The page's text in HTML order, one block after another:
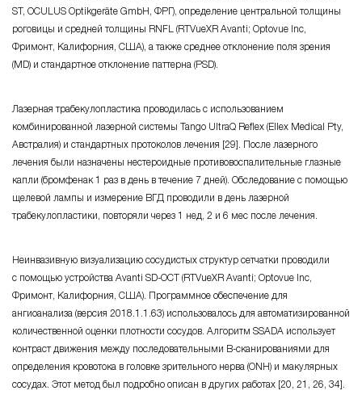
ST, OCULUS Optikgeräte GmbH, ФРГ), определение центральной толщины
роговицы и средней толщины RNFL (RTVueXR Avanti; Optovue Inc,
Фримонт, Калифорния, США), а также среднее отклонение поля зрения
(MD) и стандартное отклонение паттерна (PSD).
Лазерная трабекулопластика проводилась с использованием
комбинированной лазерной системы Tango UltraQ Reflex (Ellex Medical Pty,
Австралия) и стандартных протоколов лечения [29]. После лазерного
лечения были назначены нестероидные противовоспалительные глазные
капли (бромфенак 1 раз в день в течение 7 дней). Обследование с помощью
щелевой лампы и измерение ВГД проводили в день лазерной
трабекулопластики, повторяли через 1 нед, 2 и 6 мес после лечения.
Неинвазивную визуализацию сосудистых структур сетчатки проводили
с помощью устройства Avanti SD-OCT (RTVueXR Avanti; Optovue Inc,
Фримонт, Калифорния, США). Программное обеспечение для
ангиоанализа (версия 2018.1.1.63) использовалось для автоматизированной
количественной оценки плотности сосудов. Алгоритм SSADA использует
контраст движения между последовательными B-сканированиями для
определения кровотока в головке зрительного нерва (ONH) и макулярных
сосудах. Этот метод был подробно описан в других работах [20, 21, 26, 34].